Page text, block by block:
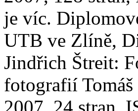
je víc.
UTB ve Zlíně,
Jindřich Štreit:
fotografií
2007, 24 stran,